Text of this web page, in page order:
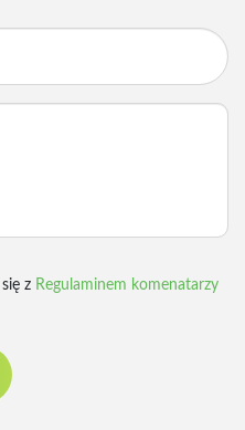
z Regulaminem komenatarzy